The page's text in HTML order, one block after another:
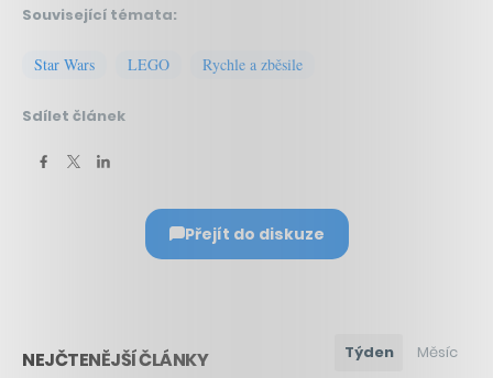
Související témata:
Star Wars LEGO Rychle a zběsile
Sdílet článek
Přejít do diskuze
NEJČTENĚJŠÍ ČLÁNKY Týden Měsíc